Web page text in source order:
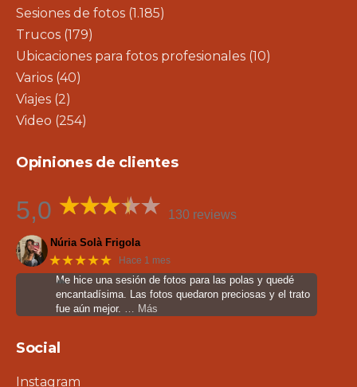
Sesiones de fotos (1.185)
Trucos (179)
Ubicaciones para fotos profesionales (10)
Varios (40)
Viajes (2)
Video (254)
Opiniones de clientes
5,0 130 reviews
Núria Solà Frigola
★★★★★ Hace 1 mes
Me hice una sesión de fotos para las polas y quedé
encantadísima. Las fotos quedaron preciosas y el trato
fue aún mejor.
… Más
Social
Instagram